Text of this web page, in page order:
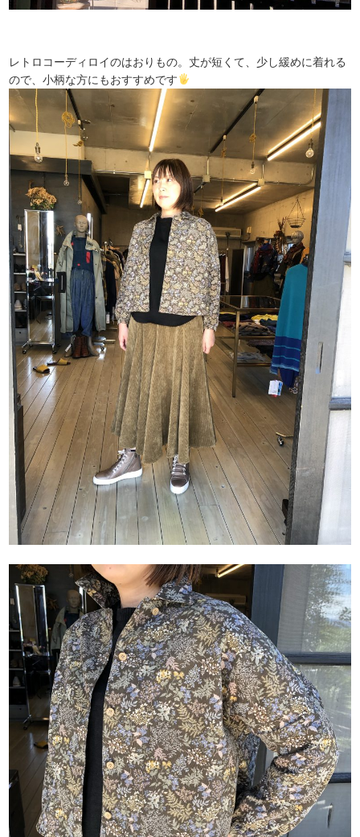
レトロコーディロイのはおりもの。丈が短くて、少し緩めに着れる
ので、小柄な方にもおすすめです